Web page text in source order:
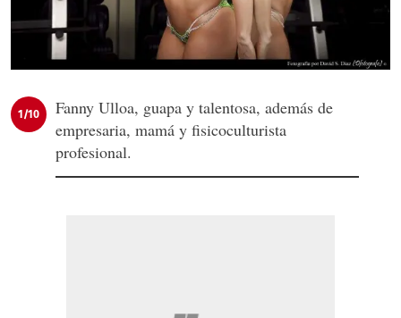
1/10
Fanny Ulloa, guapa y talentosa, además de
empresaria, mamá y fisicoculturista
profesional.